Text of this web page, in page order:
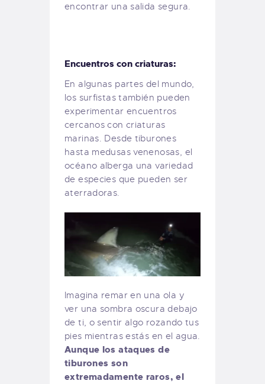
encontrar una salida segura.
Encuentros con criaturas:
En algunas partes del mundo,
los surfistas también pueden
experimentar encuentros
cercanos con criaturas
marinas. Desde tiburones
hasta medusas venenosas, el
océano alberga una variedad
de especies que pueden ser
aterradoras.
Imagina remar en una ola y
ver una sombra oscura debajo
de ti, o sentir algo rozando tus
pies mientras estás en el agua.
Aunque los ataques de
tiburones son
extremadamente raros, el